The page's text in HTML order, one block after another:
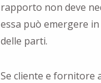
rapporto non deve
essa può emergere
delle parti.
Se cliente e fornitore